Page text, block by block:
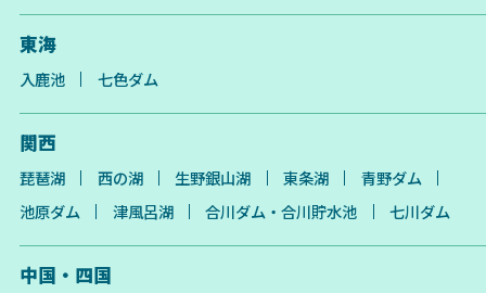
東海
入鹿池 七色ダム
関西
琵琶湖 西の湖 生野銀山湖 東条湖
青野ダム
池原ダム
津風呂湖 合川ダム・合川貯水池 七川ダム
中国・四国